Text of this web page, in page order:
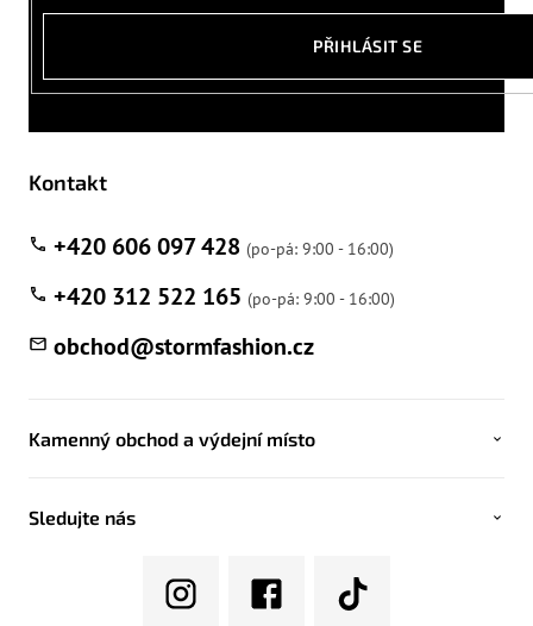
PŘIHLÁSIT SE
Kontakt
obchod@stormfashion.cz
+420 606 097 428
+420 312 522 165
Kamenný obchod a výdejní místo
Sledujte nás